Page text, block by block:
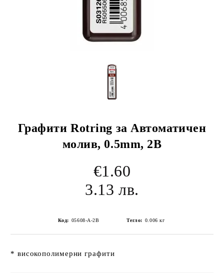
Графити Rotring за Автоматичен
молив, 0.5mm, 2В
€1.60
3.13 лв.
Код: 05608-А-2B Тегло: 0.006 кг
* високополимерни графити